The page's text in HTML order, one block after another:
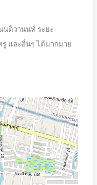
ติวานนท์ ระยะ
และอื่นๆ ได้มากมาย